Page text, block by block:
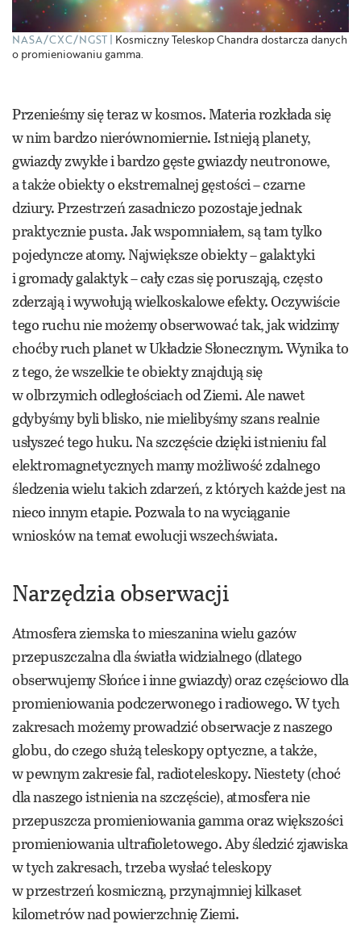
NASA/CXC/NGST Kosmiczny Teleskop Chandra dostarcza danych
o promieniowaniu gamma.
Przenieśmy się teraz w kosmos. Materia rozkłada się
w nim bardzo nierównomiernie. Istnieją planety,
gwiazdy zwykłe i bardzo gęste gwiazdy neutronowe,
a także obiekty o ekstremalnej gęstości – czarne
dziury. Przestrzeń zasadniczo pozostaje jednak
praktycznie pusta. Jak wspomniałem, są tam tylko
pojedyncze atomy. Największe obiekty – galaktyki
i gromady galaktyk – cały czas się poruszają, często
zderzają i wywołują wielkoskalowe efekty. Oczywiście
tego ruchu nie możemy obserwować tak, jak widzimy
choćby ruch planet w Układzie Słonecznym. Wynika to
z tego, że wszelkie te obiekty znajdują się
w olbrzymich odległościach od Ziemi. Ale nawet
gdybyśmy byli blisko, nie mielibyśmy szans realnie
usłyszeć tego huku. Na szczęście dzięki istnieniu fal
elektromagnetycznych mamy możliwość zdalnego
śledzenia wielu takich zdarzeń, z których każde jest na
nieco innym etapie. Pozwala to na wyciąganie
wniosków na temat ewolucji wszechświata.
Narzędzia obserwacji
Atmosfera ziemska to mieszanina wielu gazów
przepuszczalna dla światła widzialnego (dlatego
obserwujemy Słońce i inne gwiazdy) oraz częściowo dla
promieniowania podczerwonego i radiowego. W tych
zakresach możemy prowadzić obserwacje z naszego
globu, do czego służą teleskopy optyczne, a także,
w pewnym zakresie fal, radioteleskopy. Niestety (choć
dla naszego istnienia na szczęście), atmosfera nie
przepuszcza promieniowania gamma oraz większości
promieniowania ultrafioletowego. Aby śledzić zjawiska
w tych zakresach, trzeba wysłać teleskopy
w przestrzeń kosmiczną, przynajmniej kilkaset
kilometrów nad powierzchnię Ziemi.